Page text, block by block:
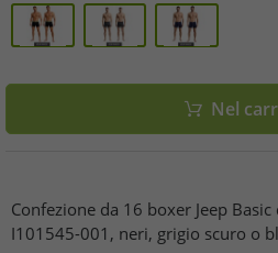
Nel
Confezione da 16 boxer Jeep
I101545-001, neri, grigio scuro o